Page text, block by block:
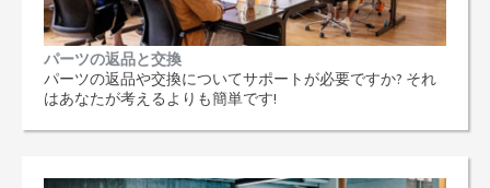
パーツの返品と交換
パーツの返品や交換についてサポートが必要ですか? それ
はあなたが考えるよりも簡単です!